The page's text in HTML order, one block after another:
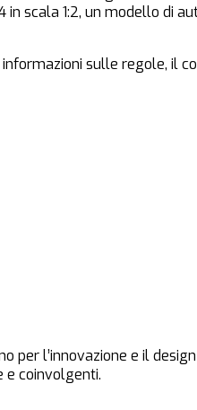
1:2, un modello di
sulle regole, il
l’innovazione e il
e coinvolgenti.